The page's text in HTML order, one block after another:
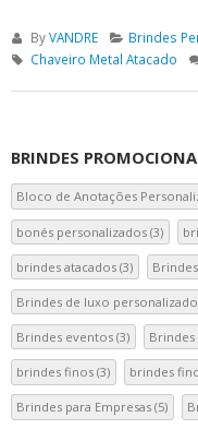
ByVANDRE
Brindes
Chaveiro Metal Atacado
BRINDES
Bloco de Anotações
bonés personalizados (3)
brindes atacados (3)
Brindes de luxo personalizado
Brindes eventos (3)
brindes finos (3) brindes
Brindes para Empresas (5)